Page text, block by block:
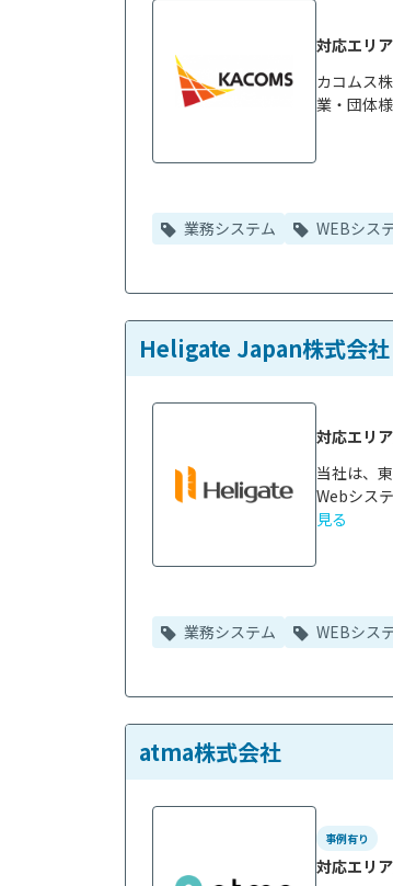
カコムス
業・団体
対応エリア
業務システム WEBシス
Heligate Japan株式会社
当社は、
Webシス
見る
対応エリア
業務システム WEBシス
atma株式会社
事例有り
対応エリア